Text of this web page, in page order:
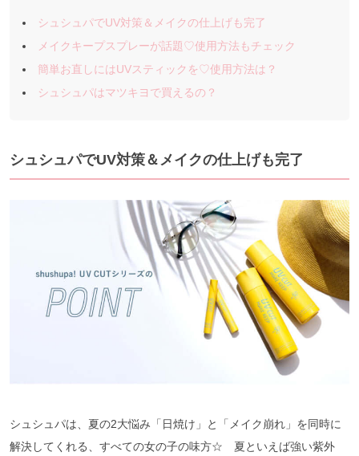
シュシュパでUV対策＆メイクの仕上げも完了
メイクキープスプレーが話題♡使用方法もチェック
簡単お直しにはUVスティックを♡使用方法は？
シュシュパはマツキヨで買えるの？
シュシュパでUV対策＆メイクの仕上げも完了
シュシュパは、夏の2大悩み「日焼け」と「メイク崩れ」を同時に
解決してくれる、すべての女の子の味方☆ 夏といえば強い紫外